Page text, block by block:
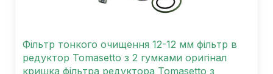
Фільтр тонкого очищення 12-12 мм фільтр в
редуктор Tomasetto з 2 гумками оригінал
кришка фільтра редуктора Tomasetto з